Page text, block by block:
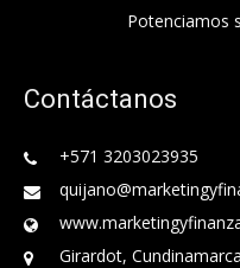
Potenciamos
Contáctanos
+571 3203023935
Girardot,